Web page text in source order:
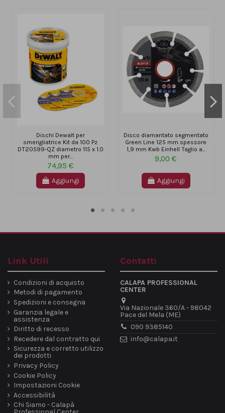
Dischi Dewalt per
smerigliatrice Kit da 100 Pz
DT20599-QZ diametro 115 x 1.0
mm per...
74,95 €
Aggiungi
Disco diamantato segmentato
Green Line 125 mm spessore
1,9 mm Kwb Einhell Taglio a...
9,00 €
Aggiungi
Link Utili
Condizioni di acquisto
Metodi di pagamento
Spedizioni e consegna
Garanzia legale e
assistenza
Diritto di recesso
Recedere dal contratto qui
Sicurezza e corretto utilizzo
dei prodotti
Privacy Policy
Cookie Policy
Impostazioni Cookie
Accessibilità
Chi Siamo - Calapà
Contatti
CALAPA PROFESSIONAL
CENTER
Via Nazionale 360/A - 98042
Pace del Mela (ME)
090 9385140
info@calapa.it